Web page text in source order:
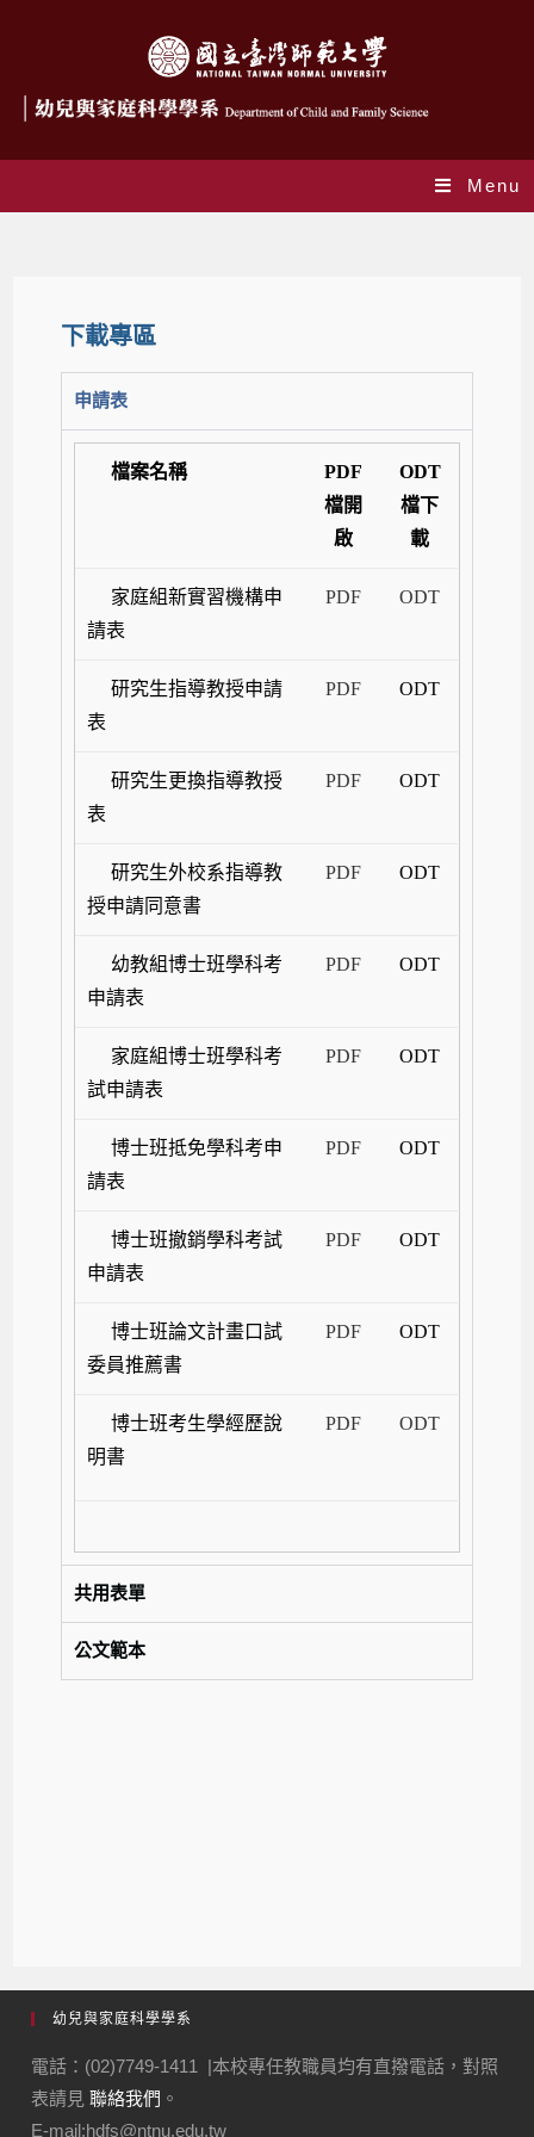
Menu
下載專區
申請表
檔案名稱
PDF
檔開
啟
ODT
檔下
載
家庭組新實習機構申
請表
PDF ODT
研究生指導教授申請
表
PDF ODT
研究生更換指導教授
表
PDF ODT
研究生外校系指導教
授申請同意書
PDF ODT
幼教組博士班學科考
申請表
PDF ODT
家庭組博士班學科考
試申請表
PDF ODT
博士班抵免學科考申
請表
PDF ODT
博士班撤銷學科考試
申請表
PDF ODT
博士班論文計畫口試
委員推薦書
PDF ODT
博士班考生學經歷說
明書
PDF ODT
共用表單
公文範本
幼兒與家庭科學學系
電話：(02)7749-1411 |本校專任教職員均有直撥電話，對照
表請見聯絡我們 。
E-mail:hdfs@ntnu.edu.tw